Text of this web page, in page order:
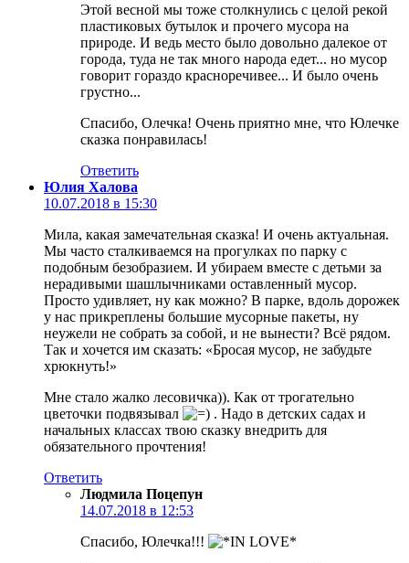
Этой весной мы тоже столкнулись с целой рекой
пластиковых бутылок и прочего мусора на
природе. И ведь место было довольно далекое от
города, туда не так много народа едет... но мусор
говорит гораздо красноречивее... И было очень
грустно...
Спасибо, Олечка! Очень приятно мне, что Юлечке
сказка понравилась!
Ответить
Юлия Халова
10.07.2018 в 15:30
Мила, какая замечательная сказка! И очень актуальная.
Мы часто сталкиваемся на прогулках по парку с
подобным безобразием. И убираем вместе с детьми за
нерадивыми шашлычниками оставленный мусор.
Просто удивляет, ну как можно? В парке, вдоль дорожек
у нас прикреплены большие мусорные пакеты, ну
неужели не собрать за собой, и не вынести? Всё рядом.
Так и хочется им сказать: «Бросая мусор, не забудьте
хрюкнуть!»
Мне стало жалко лесовичка)). Как от трогательно
цветочки подвязывал
. Надо в детских садах и
начальных классах твою сказку внедрить для
обязательного прочтения!
Ответить
Людмила Поцепун
14.07.2018 в 12:53
Спасибо, Юлечка!!!